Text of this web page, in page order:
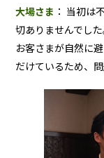
大場さま ： 当初は
切ありませんでした
お客さまが自然に
だけているため、